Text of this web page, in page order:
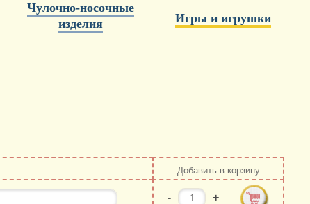
Чулочно-носочные
изделия
Игры и игрушки
Добавить в корзину
- +